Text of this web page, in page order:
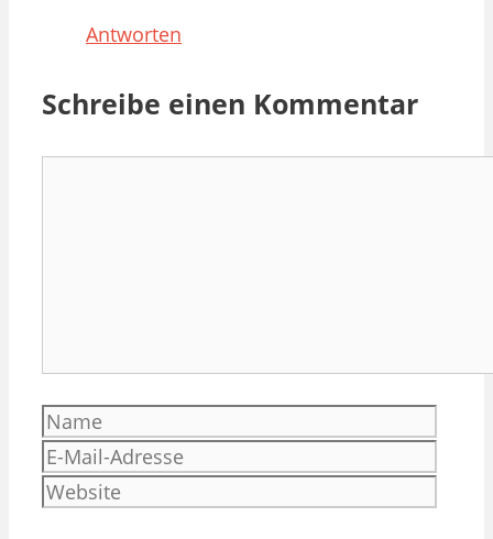
Antworten
Schreibe einen Kommentar
Name